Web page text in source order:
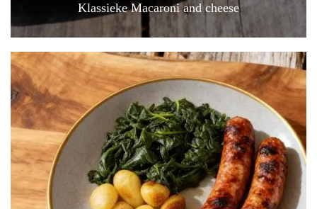
Klassieke Macaroni and cheese